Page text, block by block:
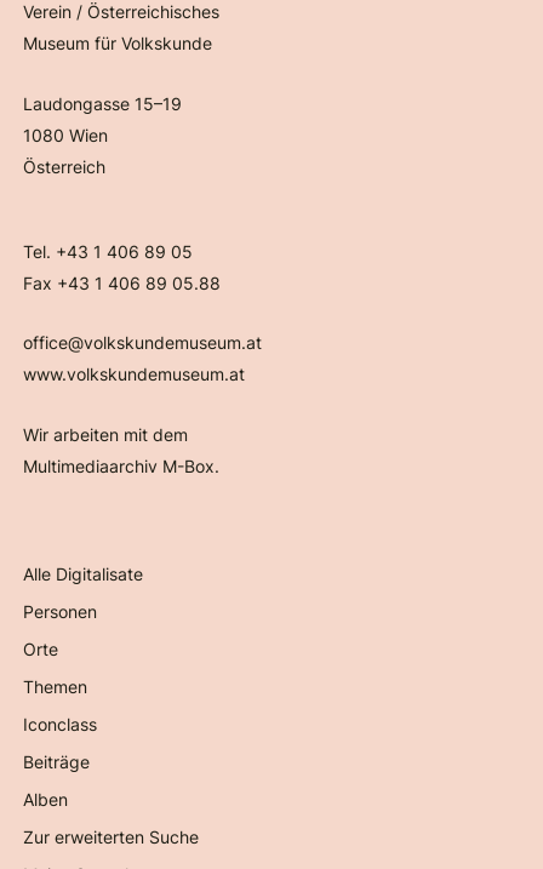
Verein / Österreichisches
Museum für Volkskunde
Laudongasse 15–19
1080 Wien
Österreich
Tel. +43 1 406 89 05
Fax +43 1 406 89 05.88
office@volkskundemuseum.at
www.volkskundemuseum.at
Wir arbeiten mit dem
Multimediaarchiv M-Box.
Alle Digitalisate
Personen
Orte
Themen
Iconclass
Beiträge
Alben
Zur erweiterten Suche